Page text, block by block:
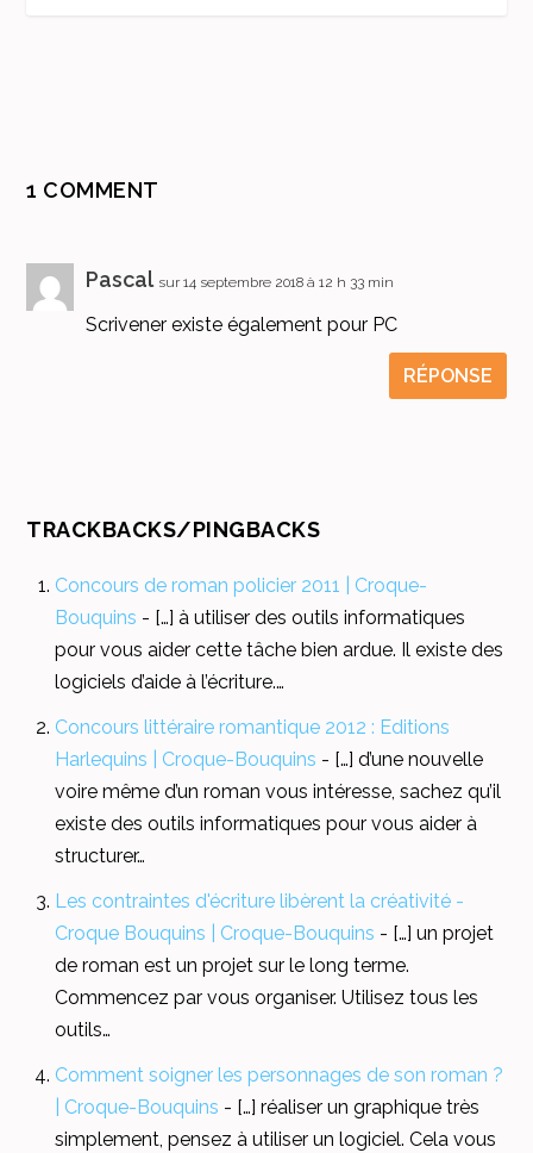
1 COMMENT
Pascal sur 14 septembre 2018 à 12 h 33 min
Scrivener existe également pour PC
RÉPONSE
TRACKBACKS/PINGBACKS
Concours de roman policier 2011 | Croque-
Bouquins - […] à utiliser des outils informatiques
pour vous aider cette tâche bien ardue. Il existe des
logiciels d’aide à l’écriture.…
Concours littéraire romantique 2012 : Editions
Harlequins | Croque-Bouquins - […] d’une nouvelle
voire même d’un roman vous intéresse, sachez qu’il
existe des outils informatiques pour vous aider à
structurer…
Les contraintes d'écriture libèrent la créativité -
Croque Bouquins | Croque-Bouquins - […] un projet
de roman est un projet sur le long terme.
Commencez par vous organiser. Utilisez tous les
outils…
Comment soigner les personnages de son roman ?
| Croque-Bouquins - […] réaliser un graphique très
simplement, pensez à utiliser un logiciel. Cela vous